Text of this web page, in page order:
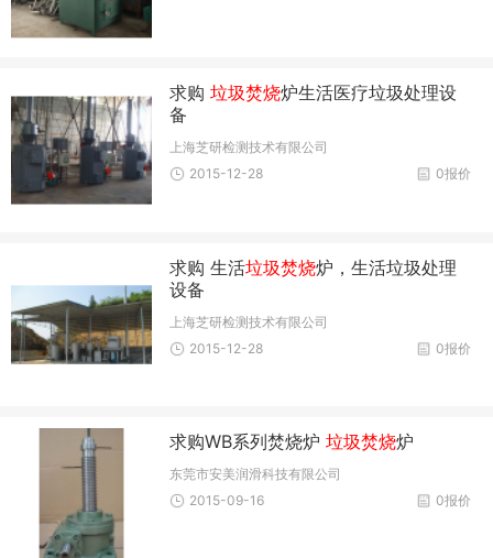
求购垃圾焚烧炉生活医疗垃圾处理设
备
上海芝研检测技术有限公司
0报价
2015-12-28
求购 生活垃圾焚烧炉，生活垃圾处理
设备
上海芝研检测技术有限公司
0报价
2015-12-28
求购WB系列焚烧炉垃圾焚烧炉
东莞市安美润滑科技有限公司
0报价
2015-09-16